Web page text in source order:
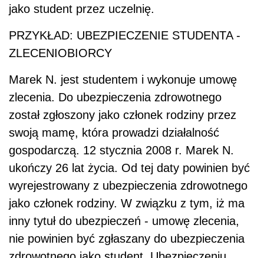
jako student przez uczelnię.
PRZYKŁAD: UBEZPIECZENIE STUDENTA -
ZLECENIOBIORCY
Marek N. jest studentem i wykonuje umowę
zlecenia. Do ubezpieczenia zdrowotnego
został zgłoszony jako członek rodziny przez
swoją mamę, która prowadzi działalność
gospodarczą. 12 stycznia 2008 r. Marek N.
ukończy 26 lat życia. Od tej daty powinien być
wyrejestrowany z ubezpieczenia zdrowotnego
jako członek rodziny. W związku z tym, iż ma
inny tytuł do ubezpieczeń - umowę zlecenia,
nie powinien być zgłaszany do ubezpieczenia